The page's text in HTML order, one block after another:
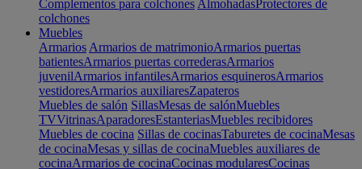
Complementos para colchones AlmohadasProtectores de
colchones
Muebles
Armarios Armarios de matrimonioArmarios puertas
batientesArmarios puertas correderasArmarios
juvenilArmarios infantilesArmarios esquinerosArmarios
vestidoresArmarios auxiliaresZapateros
Muebles de salón SillasMesas de salónMuebles
TVVitrinasAparadoresEstanteriasMuebles recibidores
Muebles de cocina Sillas de cocinasTaburetes de cocinaMesas
de cocinaMesas y sillas de cocinaMuebles auxiliares de
cocinaArmarios de cocinaCocinas modularesCocinas